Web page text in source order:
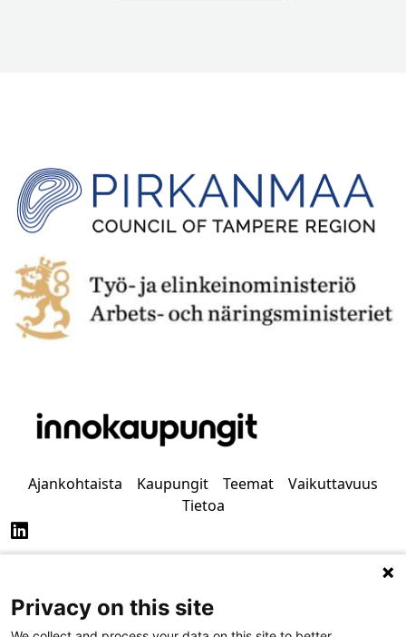
Ajankohtaista Kaupungit Teemat
Vaikuttavuus
Tietoa
Privacy on this site